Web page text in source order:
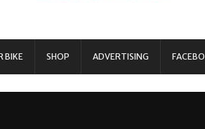
BIKE SHOP ADVERTISING